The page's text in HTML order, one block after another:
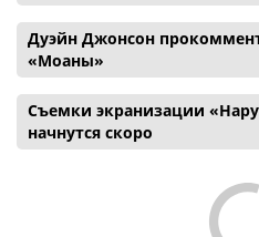
Дуэйн Джонсон
«Моаны»
Съемки экранизации
начнутся скоро